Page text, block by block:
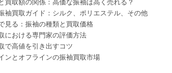
袖買取ガイド：シルク、ポリエステル、その他
見る：振袖の種類と買取価格
における専門家の評価方法
で高値を引き出すコツ
ンとオフラインの振袖買取市場